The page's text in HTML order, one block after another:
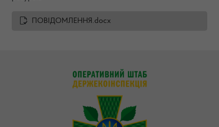
ПОВІДОМЛЕННЯ.docx